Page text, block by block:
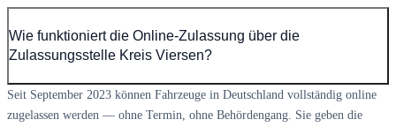
Wie funktioniert die Online-Zulassung über die
Zulassungsstelle Kreis Viersen?
Seit September 2023 können Fahrzeuge in Deutschland vollständig online
zugelassen werden — ohne Termin, ohne Behördengang. Sie geben die